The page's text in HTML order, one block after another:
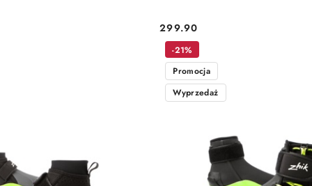
Cena:
299.90
-21%
Promocja
Wyprzedaż